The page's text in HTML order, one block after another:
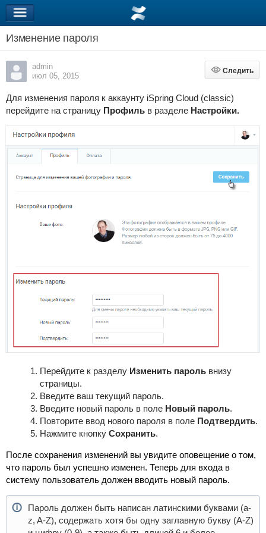
Изменение пароля
admin
июл 05, 2015
Следить
Следить
Для изменения пароля к аккаунту iSpring Cloud (classic)
перейдите на страницу Профильв разделеНастройки.
Перейдите к разделу Изменить пароль внизу
страницы.
Введите ваш текущий пароль.
Введите новый пароль в поле Новый пароль.
Повторите ввод нового пароля в поле Подтвердить.
Нажмите кнопку Сохранить.
После сохранения изменений вы увидите оповещение о том,
что пароль был успешно изменен. Теперь для входа в
систему пользователь должен вводить новый пароль.
Пароль должен быть написан латинскими буквами (a-
z, A-Z), содержать хотя бы одну заглавную букву (A-Z)